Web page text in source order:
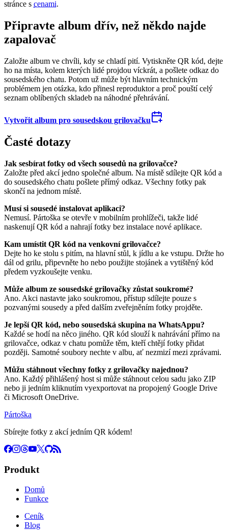
stránce s cenami.
Připravte album dřív, než někdo najde
zapalovač
Založte album ve chvíli, kdy se chladí pití. Vytiskněte QR kód, dejte
ho na místa, kolem kterých lidé projdou víckrát, a pošlete odkaz do
sousedského chatu. Potom už může být hlavním technickým
problémem jen otázka, kdo přinesl reproduktor a proč pouští celý
seznam oblíbených skladeb na náhodné přehrávání.
Vytvořit album pro sousedskou grilovačku
Časté dotazy
Jak sesbírat fotky od všech sousedů na grilovačce?
Založte před akcí jedno společné album. Na místě sdílejte QR kód a
do sousedského chatu pošlete přímý odkaz. Všechny fotky pak
skončí na jednom místě.
Musí si sousedé instalovat aplikaci?
Nemusí. Pártoška se otevře v mobilním prohlížeči, takže lidé
naskenují QR kód a nahrají fotky bez instalace nové aplikace.
Kam umístit QR kód na venkovní grilovačce?
Dejte ho ke stolu s pitím, na hlavní stůl, k jídlu a ke vstupu. Držte ho
dál od grilu, připevněte ho nebo použijte stojánek a vytištěný kód
předem vyzkoušejte venku.
Může album ze sousedské grilovačky zůstat soukromé?
Ano. Akci nastavte jako soukromou, přístup sdílejte pouze s
pozvanými sousedy a před dalším zveřejněním fotky projděte.
Je lepší QR kód, nebo sousedská skupina na WhatsAppu?
Každé se hodí na něco jiného. QR kód slouží k nahrávání přímo na
grilovačce, odkaz v chatu pomůže těm, kteří chtějí fotky přidat
později. Samotné soubory nechte v albu, ať nezmizí mezi zprávami.
Můžu stáhnout všechny fotky z grilovačky najednou?
Ano. Každý přihlášený host si může stáhnout celou sadu jako ZIP
nebo ji jedním kliknutím vyexportovat na propojený Google Drive
či Microsoft OneDrive.
Pártoška
Sbírejte fotky z akcí jedním QR kódem!
Produkt
Domů
Funkce
Ceník
Blog